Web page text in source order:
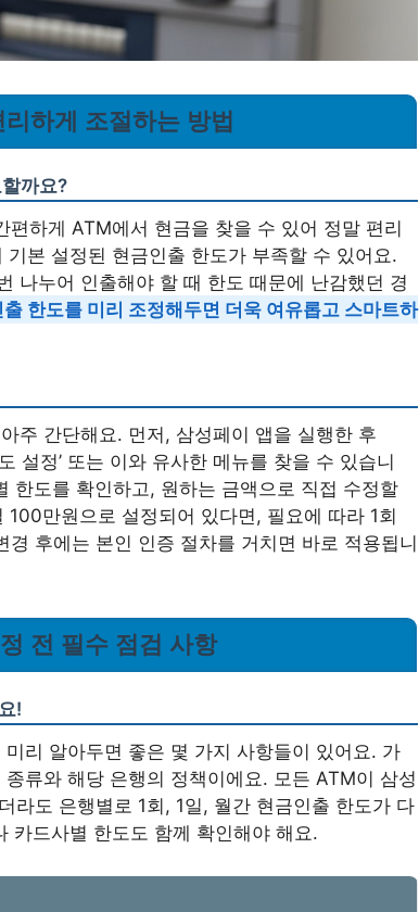
하게 조절하는 방법
까요?
하게 ATM에서 현금을 찾을 수 있어 정말 편리
본 설정된 현금인출 한도가 부족할 수 있어요.
나누어 인출해야 할 때 한도 때문에 난감했던 경
한도를 미리 조정해두면 더욱 여유롭고 스마트하
주 간단해요. 먼저, 삼성페이 앱을 실행한 후
설정’ 또는 이와 유사한 메뉴를 찾을 수 있습니
한도를 확인하고, 원하는 금액으로 직접 수정할
만원으로 설정되어 있다면, 필요에 따라 1회
후에는 본인 인증 절차를 거치면 바로 적용됩니
전 필수 점검 사항
!
리 알아두면 좋은 몇 가지 사항들이 있어요. 가
류와 해당 은행의 정책이에요. 모든 ATM이 삼성
라도 은행별로 1회, 1일, 월간 현금인출 한도가 다
카드사별 한도도 함께 확인해야 해요.